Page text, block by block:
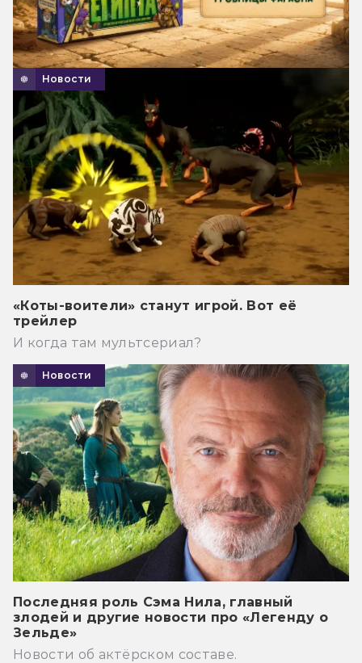
Новости
«Коты-воители» станут игрой. Вот её
трейлер
И когда там мультсериал?
Новости
Последняя роль Сэма Нила, главный
злодей и другие новости про «Легенду о
Зельде»
Новости об актёрском составе.